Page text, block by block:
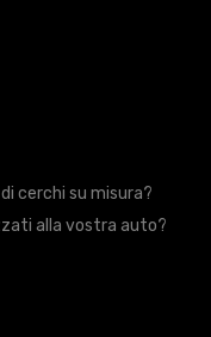
cerchi su misura?
alla vostra auto?